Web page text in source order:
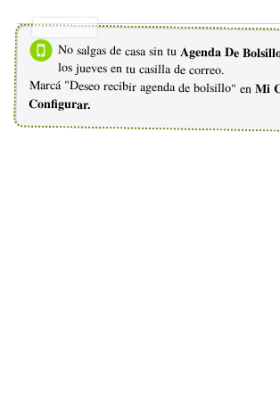
No salgas de casa sin tu Agenda De
los jueves en tu casilla de correo.
Marcá "Deseo recibir agenda de bolsillo" en Mi
Configurar.